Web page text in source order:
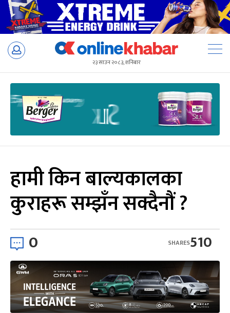
Skip
२३ साउन २०८३, शनिबार
हामी किन बाल्यकालका
कुराहरू सम्झँन सक्दैनौं ?
0 510
SHARES